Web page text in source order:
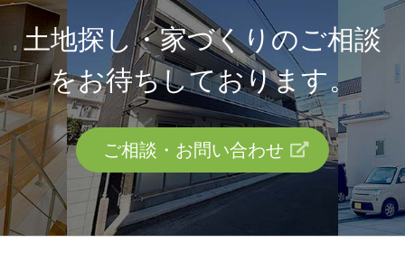
土地探し・家づくりのご相談
をお待ちしております。
ご相談・お問い合わせ